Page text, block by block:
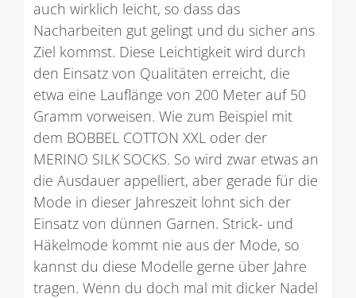
auch wirklich leicht, so dass das
Nacharbeiten gut gelingt und du sicher ans
Ziel kommst. Diese Leichtigkeit wird durch
den Einsatz von Qualitäten erreicht, die
etwa eine Lauflänge von 200 Meter auf 50
Gramm vorweisen. Wie zum Beispiel mit
dem BOBBEL COTTON XXL oder der
MERINO SILK SOCKS. So wird zwar etwas an
die Ausdauer appelliert, aber gerade für die
Mode in dieser Jahreszeit lohnt sich der
Einsatz von dünnen Garnen. Strick- und
Häkelmode kommt nie aus der Mode, so
kannst du diese Modelle gerne über Jahre
tragen. Wenn du doch mal mit dicker Nadel